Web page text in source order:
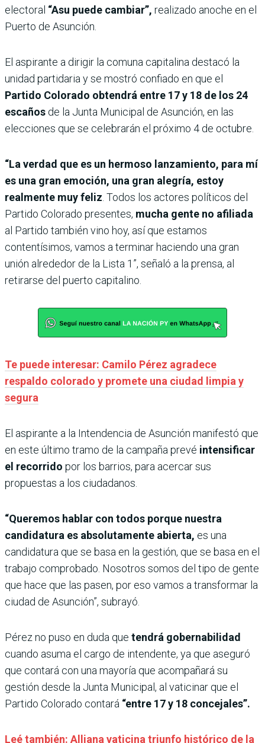
electoral “Asu puede cambiar”, realizado anoche en el
Puerto de Asunción.
El aspirante a dirigir la comuna capitalina destacó la
unidad partidaria y se mostró confiado en que el
Partido Colorado obtendrá entre 17 y 18 de los 24
escaños de la Junta Municipal de Asunción, en las
elecciones que se celebrarán el próximo 4 de octubre.
“La verdad que es un hermoso lanzamiento, para mí
es una gran emoción, una gran alegría, estoy
realmente muy feliz . Todos los actores políticos del
Partido Colorado presentes, mucha gente no afiliada
al Partido también vino hoy, así que estamos
contentísimos, vamos a terminar haciendo una gran
unión alrededor de la Lista 1”, señaló a la prensa, al
retirarse del puerto capitalino.
Te puede interesar: Camilo Pérez agradece
respaldo colorado y promete una ciudad limpia y
segura
El aspirante a la Intendencia de Asunción manifestó que
en este último tramo de la campaña prevé intensificar
el recorrido por los barrios, para acercar sus
propuestas a los ciudadanos.
“Queremos hablar con todos porque nuestra
candidatura es absolutamente abierta, es una
candidatura que se basa en la gestión, que se basa en el
trabajo comprobado. Nosotros somos del tipo de gente
que hace que las pasen, por eso vamos a transformar la
ciudad de Asunción”, subrayó.
Pérez no puso en duda que tendrá gobernabilidad
cuando asuma el cargo de intendente, ya que aseguró
que contará con una mayoría que acompañará su
gestión desde la Junta Municipal, al vaticinar que el
Partido Colorado contará “entre 17 y 18 concejales”.
Leé también: Alliana vaticina triunfo histórico de la